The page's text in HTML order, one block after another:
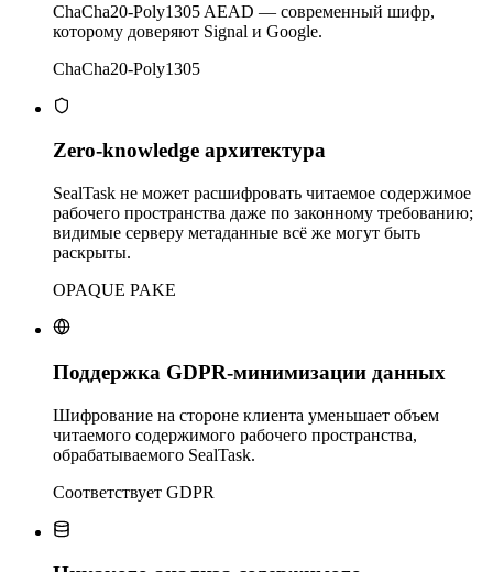
ChaCha20-Poly1305 AEAD — современный шифр,
которому доверяют Signal и Google.
ChaCha20-Poly1305
Zero-knowledge архитектура
SealTask не может расшифровать читаемое содержимое
рабочего пространства даже по законному требованию;
видимые серверу метаданные всё же могут быть
раскрыты.
OPAQUE PAKE
Поддержка GDPR-минимизации данных
Шифрование на стороне клиента уменьшает объем
читаемого содержимого рабочего пространства,
обрабатываемого SealTask.
Соответствует GDPR